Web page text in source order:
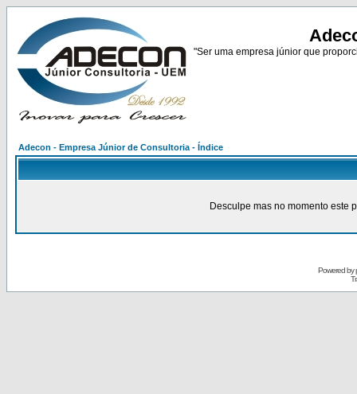
"Ser uma empresa júnior que
Adecon - Empresa Júnior de Consultoria - Índice
Desculpe mas no momento este
Powered by